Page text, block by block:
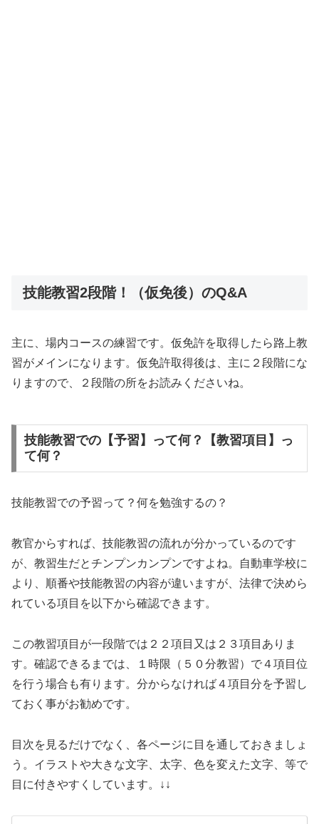
技能教習2段階！（仮免後）のQ&A
主に、場内コースの練習です。仮免許を取得したら路上教
習がメインになります。仮免許取得後は、主に２段階にな
りますので、２段階の所をお読みくださいね。
技能教習での【予習】って何？【教習項目】っ
て何？
技能教習での予習って？何を勉強するの？
教官からすれば、技能教習の流れが分かっているのです
が、教習生だとチンプンカンプンですよね。自動車学校に
より、順番や技能教習の内容が違いますが、法律で決めら
れている項目を以下から確認できます。
この教習項目が一段階では２２項目又は２３項目ありま
す。確認できるまでは、１時限（５０分教習）で４項目位
を行う場合も有ります。分からなければ４項目分を予習し
ておく事がお勧めです。
目次を見るだけでなく、各ページに目を通しておきましょ
う。イラストや大きな文字、太字、色を変えた文字、等で
目に付きやすくしています。↓↓